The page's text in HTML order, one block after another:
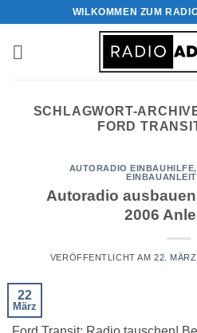
springen
WILKOMMEN ZUM
SCHLAGWORT-
FORD
AUTORADIO EINBAUHILFE,
Autoradio
2006
VERÖFFENTLICHT AM 22.
22
März